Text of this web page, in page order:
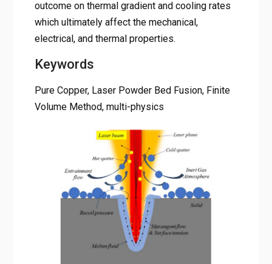
outcome on thermal gradient and cooling rates
which ultimately affect the mechanical,
electrical, and thermal properties.
Keywords
Pure Copper, Laser Powder Bed Fusion, Finite
Volume Method, multi-physics